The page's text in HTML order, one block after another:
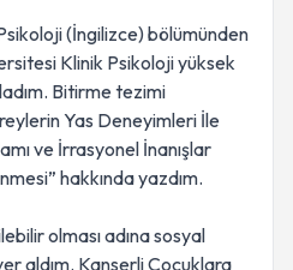
(İngilizce) bölümünden
Klinik Psikoloji yüksek
Bitirme tezimi
Yas Deneyimleri İle
ve İrrasyonel İnanışlar
hakkında yazdım.
olması adına sosyal
aldım. Kanserli Çocuklara